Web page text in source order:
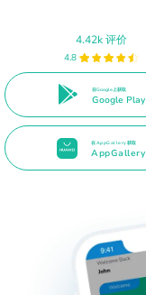
4.42k 评价
4.8
在Google上获取
Google Play
在AppGallery获取
AppGallery